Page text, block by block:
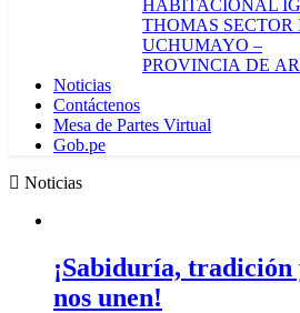
HABITACIONAL
THOMAS SECTOR
UCHUMAYO –
PROVINCIA DE
Noticias
Contáctenos
Mesa de Partes Virtual
Gob.pe
Noticias
¡Sabiduría,
nos unen!